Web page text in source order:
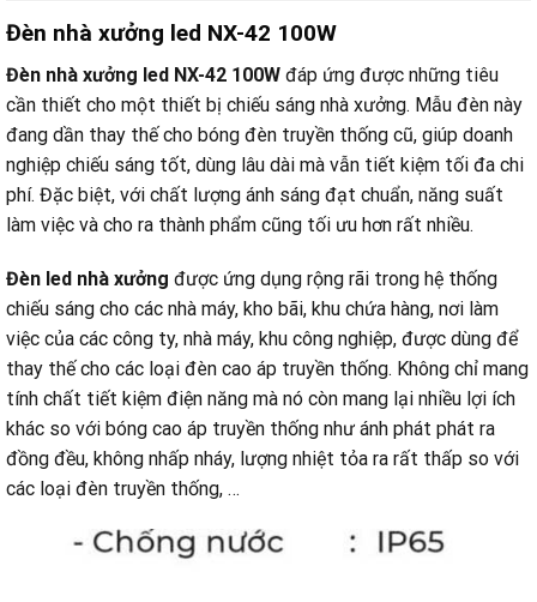
Đèn nhà xưởng led NX-42 100W
Đèn nhà xưởng led NX-42 100W đáp ứng được những tiêu
cần thiết cho một thiết bị chiếu sáng nhà xưởng. Mẫu đèn này
đang dần thay thế cho bóng đèn truyền thống cũ, giúp doanh
nghiệp chiếu sáng tốt, dùng lâu dài mà vẫn tiết kiệm tối đa chi
phí. Đặc biệt, với chất lượng ánh sáng đạt chuẩn, năng suất
làm việc và cho ra thành phẩm cũng tối ưu hơn rất nhiều.
Đèn led nhà xưởng được ứng dụng rộng rãi trong hệ thống
chiếu sáng cho các nhà máy, kho bãi, khu chứa hàng, nơi làm
việc của các công ty, nhà máy, khu công nghiệp, được dùng để
thay thế cho các loại đèn cao áp truyền thống. Không chỉ mang
tính chất tiết kiệm điện năng mà nó còn mang lại nhiều lợi ích
khác so với bóng cao áp truyền thống như ánh phát phát ra
đồng đều, không nhấp nháy, lượng nhiệt tỏa ra rất thấp so với
các loại đèn truyền thống, …